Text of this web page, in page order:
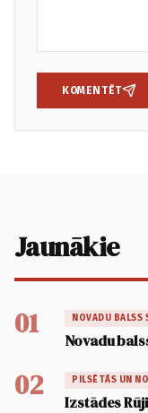
KOMENTĒT
Jaunākie
01 NOVADU BALSS
Novadu
02 PILSĒTĀS UN
Izstādes